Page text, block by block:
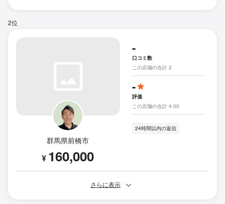
2位
群馬県前橋市
¥ 160,000
-
口コミ数
この店舗の合計 2
-
評価
この店舗の合計 4.00
24時間以内の返信
さらに表示